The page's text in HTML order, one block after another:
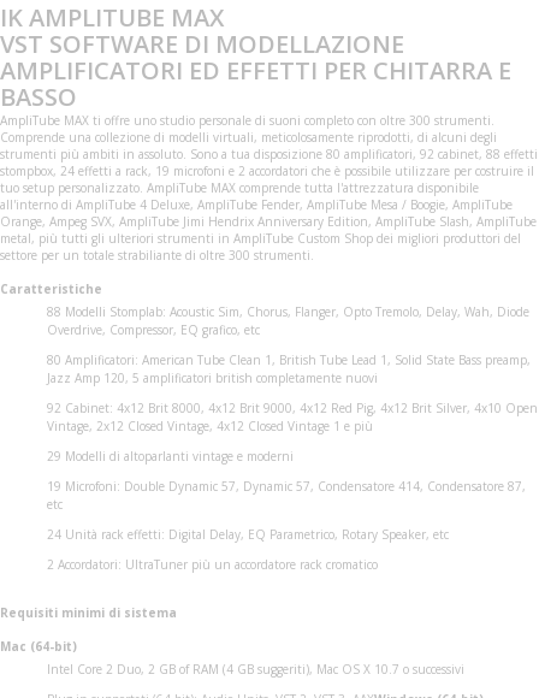
IK AMPLITUBE MAX
VST SOFTWARE DI MODELLAZIONE
AMPLIFICATORI ED EFFETTI PER CHITARRA E
BASSO
AmpliTube MAX ti offre uno studio personale di suoni completo con oltre 300 strumenti.
Comprende una collezione di modelli virtuali, meticolosamente riprodotti, di alcuni degli
strumenti più ambiti in assoluto. Sono a tua disposizione 80 amplificatori, 92 cabinet, 88 effetti
stompbox, 24 effetti a rack, 19 microfoni e 2 accordatori che è possibile utilizzare per costruire il
tuo setup personalizzato. AmpliTube MAX comprende tutta l'attrezzatura disponibile
all'interno di AmpliTube 4 Deluxe, AmpliTube Fender, AmpliTube Mesa / Boogie, AmpliTube
Orange, Ampeg SVX, AmpliTube Jimi Hendrix Anniversary Edition, AmpliTube Slash, AmpliTube
metal, più tutti gli ulteriori strumenti in AmpliTube Custom Shop dei migliori produttori del
settore per un totale strabiliante di oltre 300 strumenti.
Caratteristiche
88 Modelli Stomplab: Acoustic Sim, Chorus, Flanger, Opto Tremolo, Delay, Wah, Diode
Overdrive, Compressor, EQ grafico, etc
80 Amplificatori: American Tube Clean 1, British Tube Lead 1, Solid State Bass preamp,
Jazz Amp 120, 5 amplificatori british completamente nuovi
92 Cabinet: 4x12 Brit 8000, 4x12 Brit 9000, 4x12 Red Pig, 4x12 Brit Silver, 4x10 Open
Vintage, 2x12 Closed Vintage, 4x12 Closed Vintage 1 e più
29 Modelli di altoparlanti vintage e moderni
19 Microfoni: Double Dynamic 57, Dynamic 57, Condensatore 414, Condensatore 87,
etc
24 Unità rack effetti: Digital Delay, EQ Parametrico, Rotary Speaker, etc
2 Accordatori: UltraTuner più un accordatore rack cromatico
Requisiti minimi di sistema
Mac (64-bit)
Intel Core 2 Duo, 2 GB of RAM (4 GB suggeriti), Mac OS X 10.7 o successivi